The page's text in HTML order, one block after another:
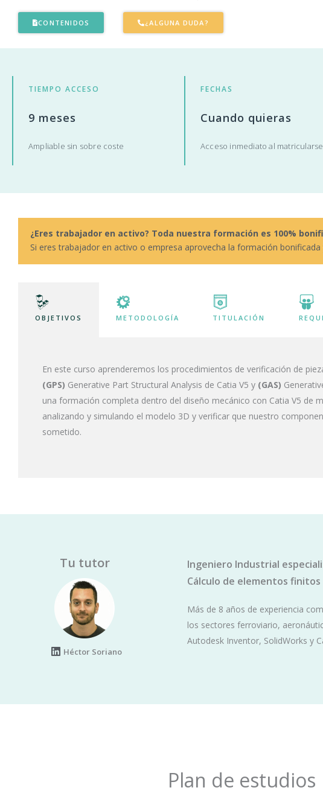
TIEMPO ACCESO
9 meses
Ampliable sin sobre coste
FECHAS
Cuando quieras
Acceso inmediato al matricularse
CONTENIDOS ¿ALGUNA DUDA?
¿Eres trabajador en activo? Toda nuestra formación es 100%
Si eres trabajador en activo o empresa aprovecha la formación bonificada
OBJETIVOS METODOLOGÍA TITULACIÓN
En este curso aprenderemos los procedimientos de verificación de
(GPS) Generative Part Structural Analysis de Catia V5 y (GAS)
una formación completa dentro del diseño mecánico con Catia V5 de
analizando y simulando el modelo 3D y verificar que nuestro
sometido.
Tu tutor
L
i
i
Héctor Soriano
Ingeniero Industrial
Cálculo de elementos finitos
Más de 8 años de experiencia
los sectores ferroviario,
Autodesk Inventor, SolidWorks y
Plan de estudios